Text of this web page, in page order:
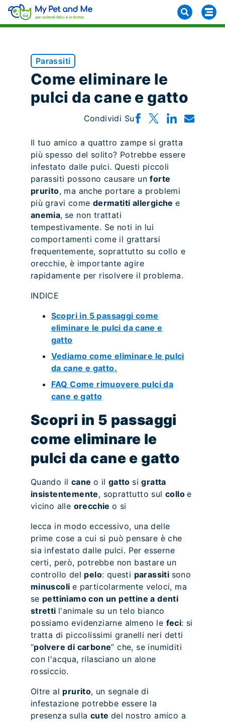
Parassiti
Come eliminare le
pulci da cane e gatto
Condividi Su
Il tuo amico a quattro zampe si gratta
più spesso del solito? Potrebbe essere
infestato dalle pulci. Questi piccoli
parassiti possono causare unforte
prurito, ma anche portare a problemi
più gravi come dermatiti allergichee
anemia, se non trattati
tempestivamente. Se noti in lui
comportamenti come il grattarsi
frequentemente, soprattutto su collo e
orecchie, è importante agire
rapidamente per risolvere il problema.
INDICE
Scopri in 5 passaggi come
eliminare le pulci da cane e
gatto
Vediamo come eliminare le pulci
da cane e gatto.
FAQ Come rimuovere pulci da
cane e gatto
Scopri in 5 passaggi
come eliminare le
pulci da cane e gatto
Quando il cane o il gatto sigratta
insistentemente, soprattutto sul colloe
vicino alle orecchieo si
lecca in modo eccessivo, una delle
prime cose a cui si può pensare è che
sia infestato dalle pulci. Per esserne
certi, però, potrebbe non bastare un
controllo del pelo: questi parassiti sono
minuscoli e particolarmente veloci, ma
se pettiniamo con un pettine a denti
stretti l'animale su un telo bianco
possiamo evidenziarne almeno le feci: si
tratta di piccolissimi granelli neri detti
“polvere di carbone” che, se inumiditi
con l'acqua, rilasciano un alone
rossiccio.
Oltre al prurito, un segnale di
infestazione potrebbe essere la
presenza sulla cute del nostro amico a